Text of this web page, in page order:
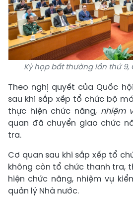
Kỳ họp bất thường lần thứ 9,
Theo nghị quyết của Quốc
sau khi sắp xếp tổ chức bộ
thực hiện chức năng, nhiệm
quan đã chuyển giao chức
tra.
Cơ quan sau khi sắp xếp tổ
không còn tổ chức thanh tra,
hiện chức năng, nhiệm vụ
quản lý Nhà nước.